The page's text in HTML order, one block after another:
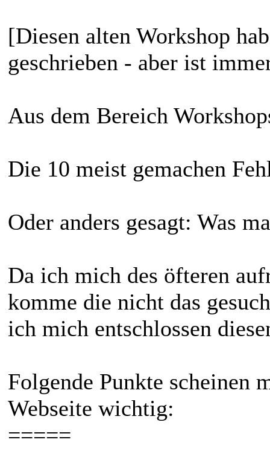
[Diesen alten Workshop
geschrieben - aber ist
Aus dem Bereich
Die 10 meist gemachen
Oder anders gesagt: Was
Da ich mich des öfteren
komme die nicht das
ich mich entschlossen
Folgende Punkte scheinen
Webseite wichtig:
=====